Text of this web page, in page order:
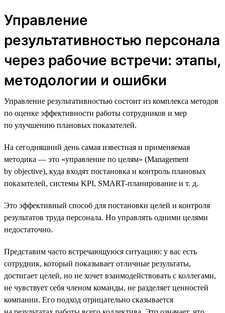
Управление
результативностью персонала
через рабочие встречи: этапы,
методологии и ошибки
Управление результативностью состоит из комплекса методов
по оценке эффективности работы сотрудников и мер
по улучшению плановых показателей.
На сегодняшний день самая известная и применяемая
методика — это «управление по целям» (Management
by objective), куда входят постановка и контроль плановых
показателей, системы KPI, SMART-планирование и т. д.
Это эффективный способ для постановки целей и контроля
результатов труда персонала. Но управлять одними целями
недостаточно.
Представим часто встречающуюся ситуацию: у вас есть
сотрудник, который показывает отличные результаты,
достигает целей, но не хочет взаимодействовать с коллегами,
не чувствует себя членом команды, не разделяет ценностей
компании. Его подход отрицательно сказывается